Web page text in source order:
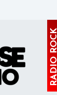
RADIO
ROCK